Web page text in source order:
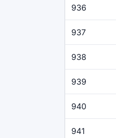
936
937
938
939
940
941